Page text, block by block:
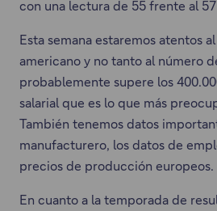
con una lectura de 55 frente al
Esta semana estaremos atentos
americano y no tanto al número
probablemente supere los
salarial que es lo que más
También tenemos datos
manufacturero, los datos de
precios de producción europeos.
En cuanto a la temporada de